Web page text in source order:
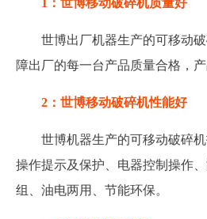
1：世博移动破碎机质量好
世博出厂机器生产的可移动
障出厂的每一台产品质量合格，产
2：世博移动破碎机性能好
世博机器生产的可移动破碎
操作提示及保护、电器控制操作
组、油电两用、节能环保。